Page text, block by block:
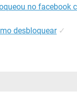
no facebook
desbloquear ✓